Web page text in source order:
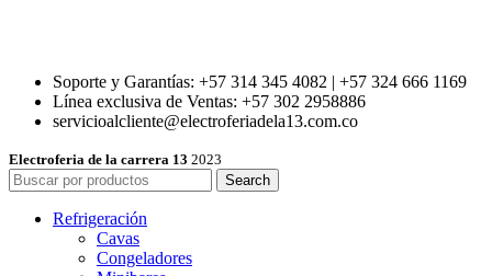
Soporte y Garantías: +57 314 345 4082 | +57 324 666 1169
Línea exclusiva de Ventas: +57 302 2958886
servicioalcliente@electroferiadela13.com.co
Electroferia de la carrera 13 2023
Search
Refrigeración
Cavas
Congeladores